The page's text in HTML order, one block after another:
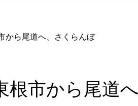
から尾道へ、さくらんぼ
根市から尾道